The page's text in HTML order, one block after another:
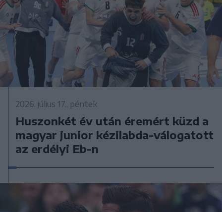
2026. július 17., péntek
Huszonkét év után éremért küzd a
magyar junior kézilabda-válogatott
az erdélyi Eb-n